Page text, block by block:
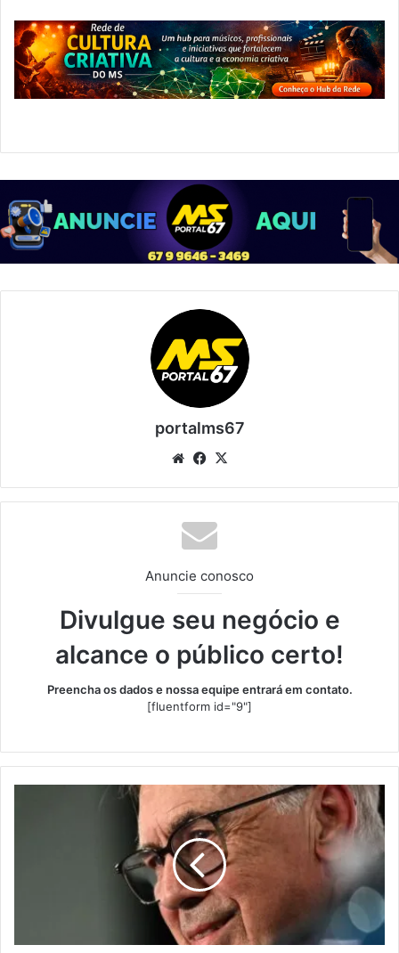
portalms67
WebsiteFacebook
Anuncie conosco
Divulgue seu negócio e
alcance o público certo!
Preencha os dados e nossa equipe entrará em contato.
[fluentform id="9"]
na